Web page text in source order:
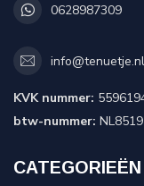
0628987309
info@tenuetje.nl
KVK nummer:
btw-nummer:
CATEGORIEËN